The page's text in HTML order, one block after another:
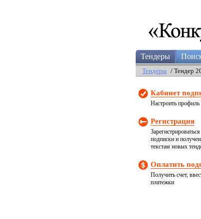
Тендеры
Тендеры / Тендер
Кабинет
Настроить профиль
Регистрация
подписки и
текстам новых
Оплатить
Получить счет,
платежки